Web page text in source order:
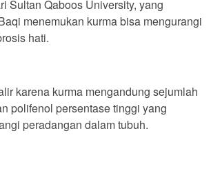
Sultan Qaboos University, yang
menemukan kurma bisa mengurangi
hati.
karena kurma mengandung sejumlah
polifenol persentase tinggi yang
peradangan dalam tubuh.